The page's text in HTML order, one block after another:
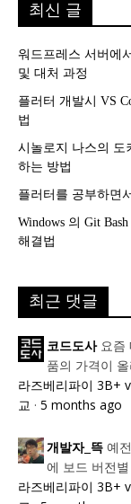
최신 글
워드프레스 서버에
및 대처 과정
플러터 개발시 VS
법
시놀로지 나스의 도
하는 방법
플러터를 공부하면
Windows 의 Git
해결법
최근 댓글
코드도사 요즘
품의 가격이
라즈베리파이 3B+
교 · 5 months ago
개발자_뜩 예
에 보드 버전
라즈베리파이 3B+